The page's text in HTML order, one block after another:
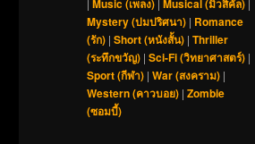
| Music (เพลง) | Musical (มิวสิคัล) |
Mystery (ปมปริศนา) | Romance
(รัก) | Short (หนังสั้น) | Thriller
(ระทึกขวัญ) | Sci-Fi (วิทยาศาสตร์) |
Sport (กีฬา) | War (สงคราม) |
Western (คาวบอย) | Zombie
(ซอมบี้)